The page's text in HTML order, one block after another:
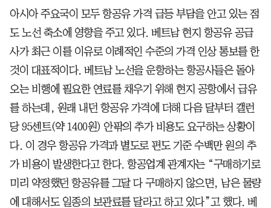
아시아 주요국이 모두 항공유 가격 급등 부담을 안고 있는 점
도 노선 축소에 영향을 주고 있다. 베트남 현지 항공유 공급
사가 최근 이를 이유로 이례적인 수준의 가격 인상 통보를 한
것이 대표적이다. 베트남 노선을 운항하는 항공사들은 돌아
오는 비행에 필요한 연료를 채우기 위해 현지 공항에서 급유
를 하는데, 원래 내던 항공유 가격에 더해 다음 달부터 갤런
당 95센트(약 1400원) 안팎의 추가 비용도 요구하는 상황이
다. 이 경우 항공유 가격과 별도로 편도 기준 수백만 원의 추
가 비용이 발생한다고 한다. 항공업계 관계자는 “구매하기로
미리 약정했던 항공유를 그달 다 구매하지 않으면, 남은 물량
에 대해서도 일종의 보관료를 달라고 하고 있다”고 했다. 베